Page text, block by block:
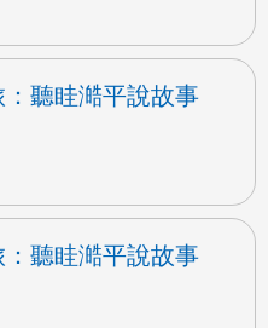
聽眭澔平說故事
聽眭澔平說故事